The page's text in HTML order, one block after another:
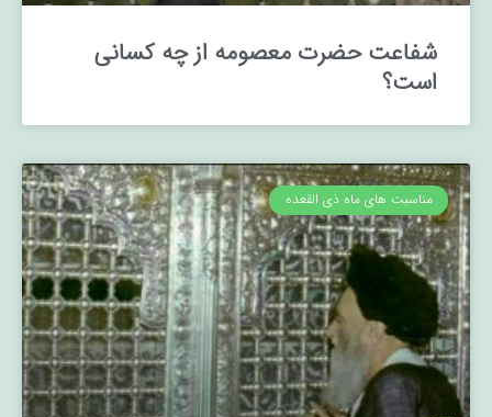
شفاعت حضرت معصومه از چه کسانی
است؟
مناسبت های ماه ذی القعده